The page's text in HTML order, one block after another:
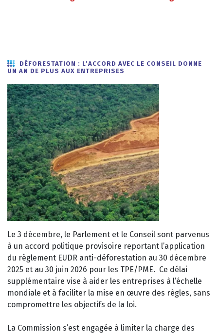
D ÉFORESTATION : L’ACCORD AVEC LE CONSEIL DONNE
UN AN DE PLUS AUX ENTREPRISES
Le 3 décembre, le Parlement et le Conseil sont parvenus
à un accord politique provisoire reportant l’application
du règlement EUDR anti-déforestation au 30 décembre
2025 et au 30 juin 2026 pour les TPE/PME. Ce délai
supplémentaire vise à aider les entreprises à l’échelle
mondiale et à faciliter la mise en œuvre des règles, sans
compromettre les objectifs de la loi.
La Commission s’est engagée à limiter la charge des